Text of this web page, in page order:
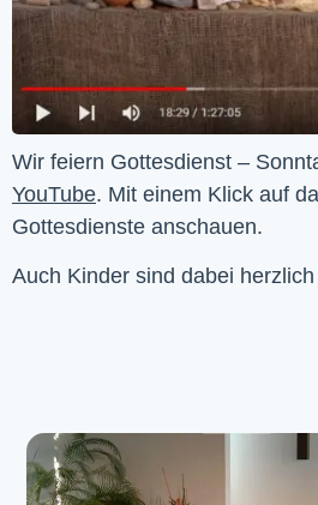
YouTube. Mit einem Klick auf
Gottesdienste anschauen.
Auch Kinder sind dabei